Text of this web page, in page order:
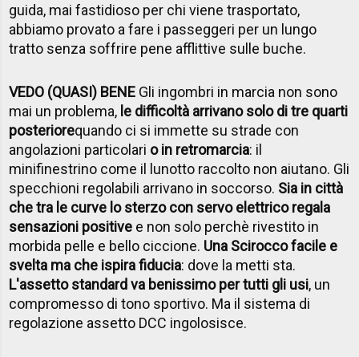
guida, mai fastidioso per chi viene trasportato,
abbiamo provato a fare i passeggeri per un lungo
tratto senza soffrire pene afflittive sulle buche.
VEDO (QUASI) BENE Gli ingombri in marcia non sono
mai un problema, le difficoltà arrivano solo di tre quarti
posteriorequando ci si immette su strade con
angolazioni particolari o in retromarcia: il
minifinestrino come il lunotto raccolto non aiutano. Gli
specchioni regolabili arrivano in soccorso. Sia in città
che tra le curve lo sterzo con servo elettrico regala
sensazioni positive e non solo perchè rivestito in
morbida pelle e bello ciccione. Una Scirocco facile e
svelta ma che ispira fiducia: dove la metti sta.
L'assetto standard va benissimo per tutti gli usi, un
compromesso di tono sportivo. Ma il sistema di
regolazione assetto DCC ingolosisce.